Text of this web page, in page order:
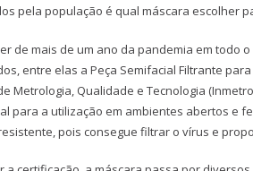
pela população é qual máscara escolher
de mais de um ano da pandemia em todo
entre elas a Peça Semifacial Filtrante
Metrologia, Qualidade e Tecnologia
para a utilização em ambientes abertos e
pois consegue filtrar o vírus e